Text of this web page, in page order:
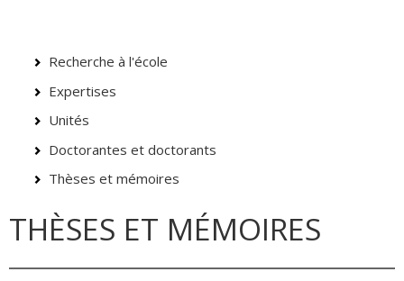
Recherche à l'école
Expertises
Unités
Doctorantes et doctorants
Thèses et mémoires
THÈSES ET MÉMOIRES